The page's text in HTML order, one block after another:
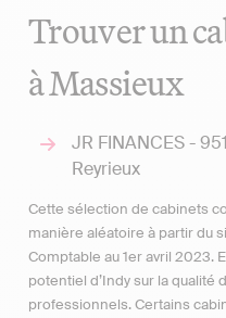
Trouver un
à Massieux
JR FINANCES -
Reyrieux
Cette sélection de cabinets
manière aléatoire à partir du
Comptable au 1er avril 2023.
potentiel d’Indy sur la
professionnels. Certains